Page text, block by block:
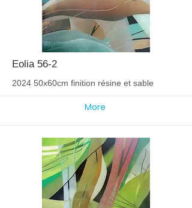
Eolia 56-2
2024 50x60cm finition résine et sable
More